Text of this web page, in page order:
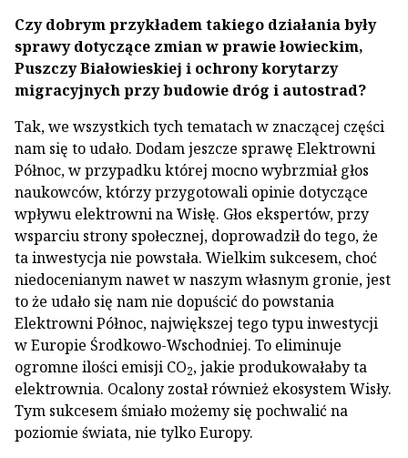
Czy dobrym przykładem takiego działania były
sprawy dotyczące zmian w prawie łowieckim,
Puszczy Białowieskiej i ochrony korytarzy
migracyjnych przy budowie dróg i autostrad?
Tak, we wszystkich tych tematach w znaczącej części
nam się to udało. Dodam jeszcze sprawę Elektrowni
Północ, w przypadku której mocno wybrzmiał głos
naukowców, którzy przygotowali opinie dotyczące
wpływu elektrowni na Wisłę. Głos ekspertów, przy
wsparciu strony społecznej, doprowadził do tego, że
ta inwestycja nie powstała. Wielkim sukcesem, choć
niedocenianym nawet w naszym własnym gronie, jest
to że udało się nam nie dopuścić do powstania
Elektrowni Północ, największej tego typu inwestycji
w Europie Środkowo-Wschodniej. To eliminuje
ogromne ilości emisji CO2, jakie produkowałaby ta
elektrownia. Ocalony został również ekosystem Wisły.
Tym sukcesem śmiało możemy się pochwalić na
poziomie świata, nie tylko Europy.